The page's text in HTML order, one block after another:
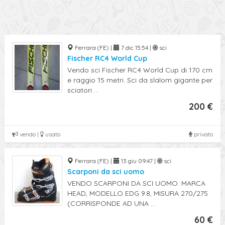
Ferrara (FE) | 7 dic 15:54 | sci
Fischer RC4 World Cup
Vendo sci Fischer RC4 World Cup di 170 cm
e raggio 15 metri. Sci da slalom gigante per
sciatori ...
200 €
privato
vendo | usato
Ferrara (FE) | 13 giu 09:47 | sci
Scarponi da sci uomo
VENDO SCARPONI DA SCI UOMO. MARCA
HEAD, MODELLO EDG 9.8, MISURA 270/275
(CORRISPONDE AD UNA ...
60 €